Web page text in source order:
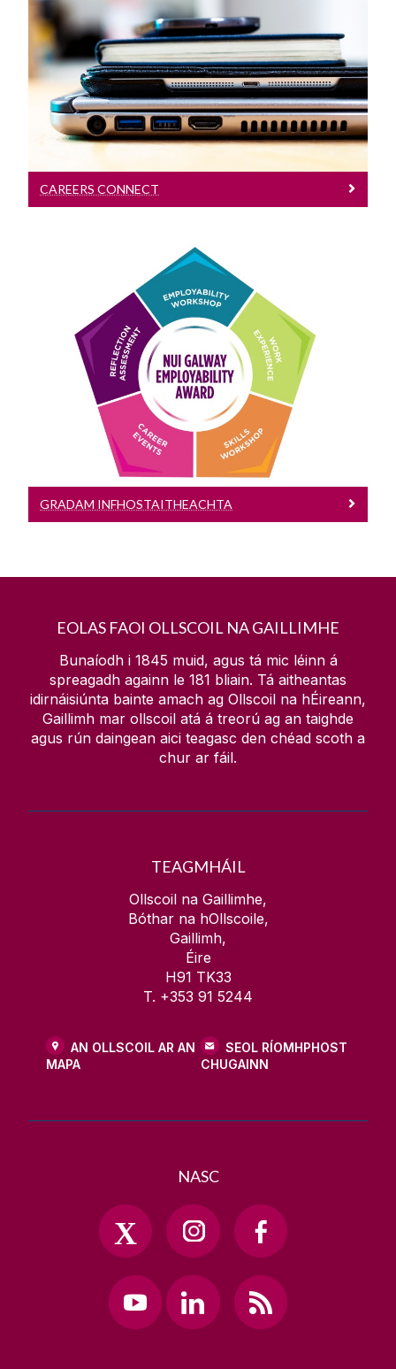
Careers Connect
Logáil isteach do phoist, coinní agus
imeachtaí
CAREERS CONNECT
Gradam Infhostaitheachta
Bí páirteach ann. Faigh Taithí. Faigh
Aird.
GRADAM INFHOSTAITHEACHTA
EOLAS FAOI OLLSCOIL NA GAILLIMHE
Bunaíodh i 1845 muid, agus tá mic léinn á
spreagadh againn le 181 bliain. Tá aitheantas
idirnáisiúnta bainte amach ag Ollscoil na hÉireann,
Gaillimh mar ollscoil atá á treorú ag an taighde
agus rún daingean aici teagasc den chéad scoth a
chur ar fáil.
TEAGMHÁIL
Ollscoil na Gaillimhe,
Bóthar na hOllscoile,
Gaillimh,
Éire
H91 TK33
T. +353 91 5244
AN OLLSCOIL AR AN
MAPA
SEOL RÍOMHPHOST
CHUGAINN
NASC